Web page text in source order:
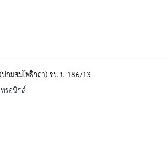
ถมสมฺโพธิกถา) ชบ.บ 186/13
รอนิกส์